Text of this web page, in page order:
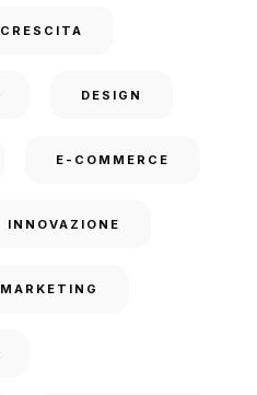
CRESCITA
DESIGN
E-COMMERCE
INNOVAZIONE
MARKETING